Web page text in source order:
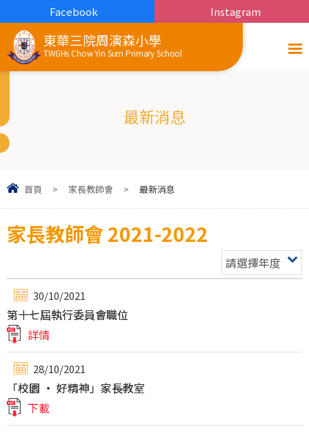
東華三院周演森小學
TWGHs Chow Yin Sum Primary School
Facebook Instagram
最新消息
首頁 > 家長教師會 > 最新消息
家長教師會 2021-2022
請選擇年度
30/10/2021
第十七屆執行委員會職位
詳情
28/10/2021
「校園 ‧ 好精神」家長教室
下載